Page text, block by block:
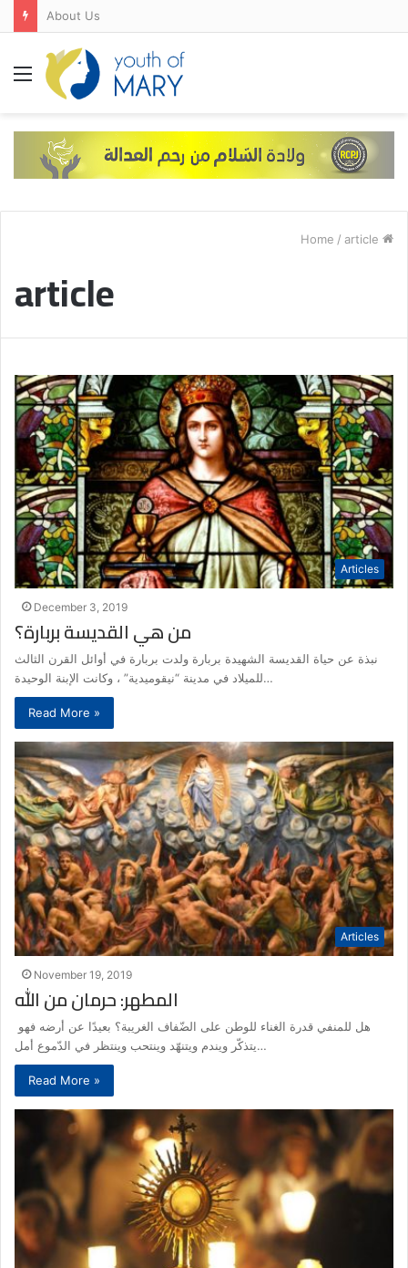
FRANCE-SPAIN-PORTUGAL
Menu
/ article
article
Articles
December 3, 2019
من هي القديسة بربارة؟
نبذة عن حياة القديسة الشهيدة بربارة ولدت بربارة في أوائل القرن الثالث
للميلاد في مدينة “نيقوميدية” ، وكانت الإبنة الوحيدة…
Read More »
Articles
November 19, 2019
المطهر: حرمان من الله
يتذكّر ويندم ويتنهّد وينتحب وينتظر في الدّموع أمل…
Read More »